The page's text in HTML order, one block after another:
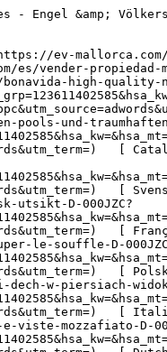
[ Ático ](https://ev-mallorca.com/es/inmobiliaria-mallorca?contract_type=0&type%5B0%5D=5) [ Solares ](https://ev-mallorca.com/es/inmobiliaria-mallorca?contract_type=0&type%5B0%5D=3) [ Obra nueva ](https://ev-mallorca.com/es/inmobiliaria-mallorca?contract_type=0&type%5B0%5D=development) 

  Alquilar  [ Todas las propiedades ](https://ev-mallorca.com/es/inmobiliaria-mallorca?contract_type=1) [ Casa ](https://ev-mallorca.com/es/inmobiliaria-mallorca?contract_type=1&type%5B0%5D=0) [ Finca ](https://ev-mallorca.com/es/inmobiliaria-mallorca?contract_type=1&type%5B0%5D=1) [ Apartamento ](https://ev-mallorca.com/es/inmobiliaria-mallorca?contract_type=1&type%5B0%5D=2) [ Ático ](https://ev-mallorca.com/es/inmobiliaria-mallorca?contract_type=1&type%5B0%5D=5) 

  Alquiler Vacacional  [ Todas las propiedades ](https://ev-mallorca.com/es/alquiler-vacacional) [ Casa ](https://ev-mallorca.com/es/alquiler-vacacional?type%5B0%5D=0) [ Finca ](https://ev-mallorca.com/es/alquiler-vacacional?type%5B0%5D=1) [ Apartamento ](https://ev-mallorca.com/es/alquiler-vacacional?type%5B0%5D=2) [ Ático ](https://ev-mallorca.com/es/alquiler-vacacional?type%5B0%5D=5) 

  Comercial  [ Todas las propiedades ](https://ev-mallorca.com/es/propiedades-comerciales) [